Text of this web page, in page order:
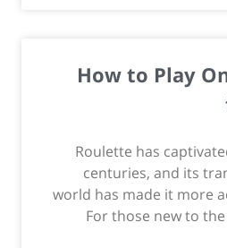
How to Play
Roulette has
centuries, and its
world has made it more
For those new to